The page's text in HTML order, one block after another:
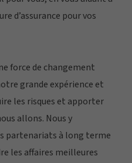
d’assurance pour vos
force de changement
grande expérience et
les risques et apporter
allons. Nous y
partenariats à long terme
les affaires meilleures